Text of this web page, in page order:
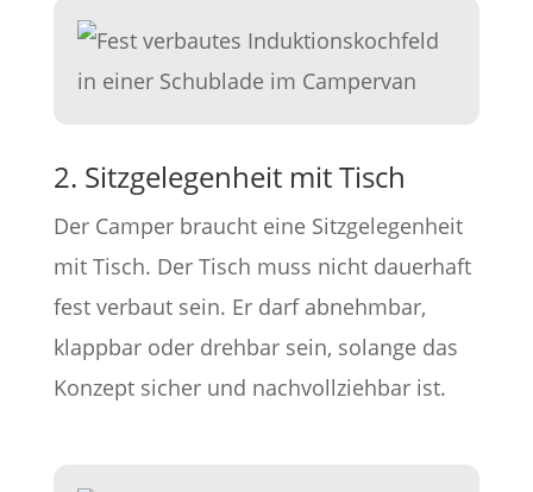
2. Sitzgelegenheit mit Tisch
Der Camper braucht eine Sitzgelegenheit
mit Tisch. Der Tisch muss nicht dauerhaft
fest verbaut sein. Er darf abnehmbar,
klappbar oder drehbar sein, solange das
Konzept sicher und nachvollziehbar ist.